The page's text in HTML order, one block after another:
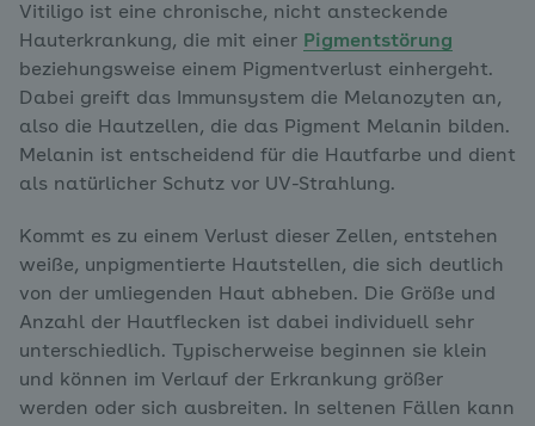
Vitiligo ist eine chronische, nicht ansteckende
Hauterkrankung, die mit einer Pigmentstörung
beziehungsweise einem Pigmentverlust einhergeht.
Dabei greift das Immunsystem die Melanozyten an,
also die Hautzellen, die das Pigment Melanin bilden.
Melanin ist entscheidend für die Hautfarbe und dient
als natürlicher Schutz vor UV-Strahlung.
Kommt es zu einem Verlust dieser Zellen, entstehen
weiße, unpigmentierte Hautstellen, die sich deutlich
von der umliegenden Haut abheben. Die Größe und
Anzahl der Hautflecken ist dabei individuell sehr
unterschiedlich. Typischerweise beginnen sie klein
und können im Verlauf der Erkrankung größer
werden oder sich ausbreiten. In seltenen Fällen kann